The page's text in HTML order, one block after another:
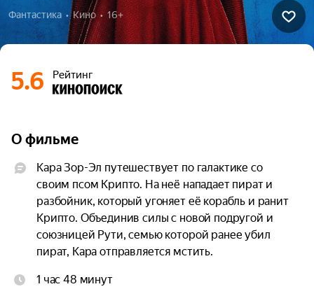
Фантастика  •  Кино  •  16+
5.6 Рейтинг
О фильме
Кара Зор-Эл путешествует по галактике со
своим псом Крипто. На неё нападает пират и
разбойник, который угоняет её корабль и ранит
Крипто. Объединив силы с новой подругой и
союзницей Рути, семью которой ранее убил
пират, Кара отправляется мстить.
1 час 48 минут